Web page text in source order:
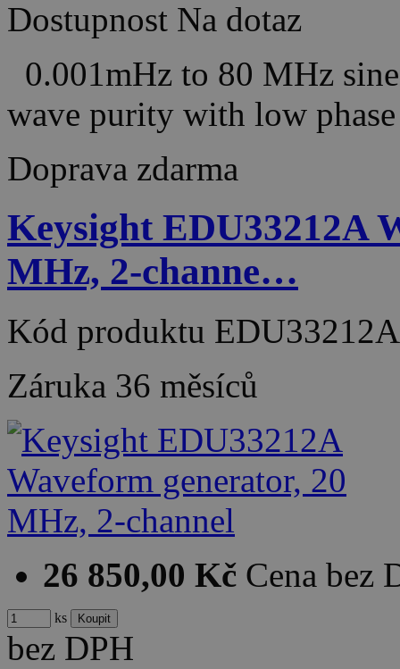
Dostupnost Na dotaz
0.001mHz to 80 MHz
wave purity with low
Doprava zdarma
Keysight EDU33212A
MHz, 2-channe…
Kód produktu EDU33212A
Záruka 36 měsíců
26 850,00 Kč Cena bez
ks
bez DPH